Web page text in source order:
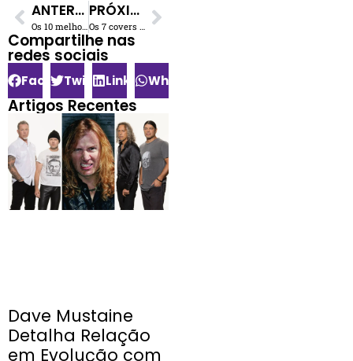
ANTERIOR
Os 10 melhores solos de guitarra de Angus Young do AC/DC
PRÓXIMO
Os 7 covers mais loucos do clássico AC/DC “Thunderstruck”
Compartilhe nas
redes sociais​
FacebookTwitterLinkedInWhatsApp
Artigos Recentes
Dave Mustaine
Detalha Relação
em Evolução com